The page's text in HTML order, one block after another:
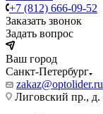
+7 (812) 666-09-52
Заказать звонок
Задать вопрос
Ваш город
Санкт-Петербург
zakaz@optolider.ru
Лиговский пр., д.